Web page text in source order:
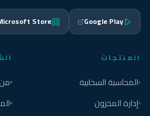
Google Play
Store
المنتجات
المحاسبة السحابية
إدارة المخزون